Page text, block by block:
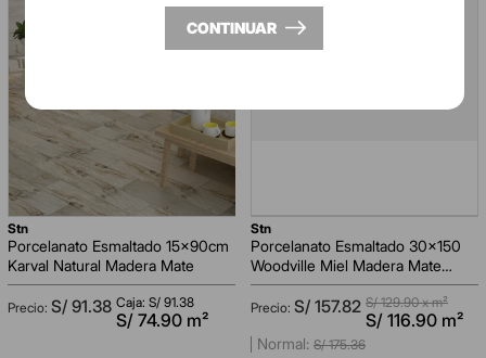
stn
Porcelanato Esmaltado 15x90cm
Karval Natural Madera Mate
S/ 91.38 Caja: S/ 91.38
S/ 74.90 m²
stn
Porcelanato Esmaltado 30x150
Woodville Miel Madera Mate
Rectificado
S/ 157.82 S/129.90x m²
S/ 116.90 m²
S/ 175.36
CONTINUAR